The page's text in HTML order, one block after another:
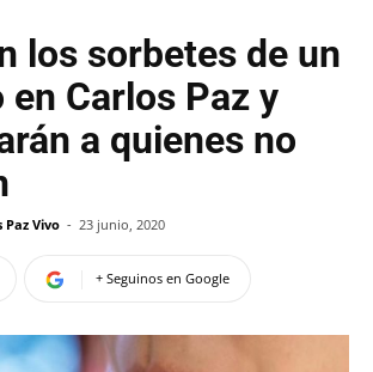
los sorbetes de un
en Carlos Paz y
a quienes no
Paz Vivo - 23 junio, 2020
+ Seguinos en Google